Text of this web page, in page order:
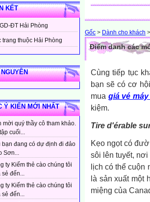
KẾT
ĐT Hải Phòng
trang thuộc Hải Phòng
Ý KIẾN MỚI NHẤT
mời quý thầy cô tham khảo.
cuối...
bạn đang có dự định đi đảo
Sơn...
ty Kiếm thẻ cào chúng tôi
sẻ đến...
ty Kiếm thẻ cào chúng tôi
sẻ đến...
Gốc > Dành cho khách >
Điểm danh các
Cùng tiếp tục
bạn sẽ có cơ
mua giá vé
kiệm.
Tire d'érable
Kẹo ngọt có
sôi lên tuyết,
lịch có thể cuộn
là sản xuất một
miệng của